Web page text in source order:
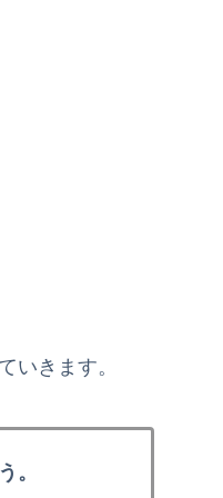
いきます。
。